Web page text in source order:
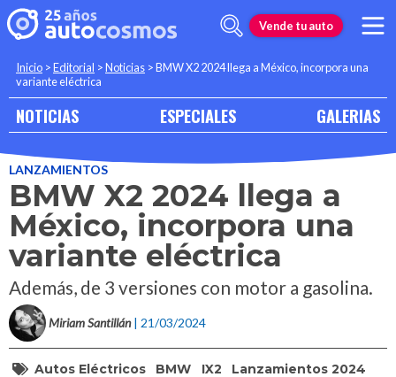
Vende tu auto
Inicio >Editorial >Noticias >BMW X2 2024 llega a México, incorpora una
variante eléctrica
NOTICIAS ESPECIALES GALERIAS
LANZAMIENTOS
BMW X2 2024 llega a
México, incorpora una
variante eléctrica
Además, de 3 versiones con motor a gasolina.
Miriam Santillán | 21/03/2024
Autos Eléctricos BMW IX2
Lanzamientos 2024